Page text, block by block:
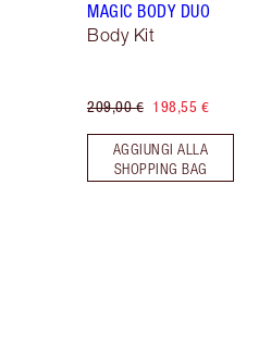
MAGIC BODY DUO
Body Kit
209,00 € 198,55 €
AGGIUNGI ALLA
SHOPPING BAG